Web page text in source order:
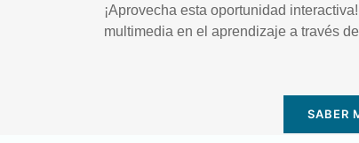
¡Aprovecha esta oportunidad
multimedia en el aprendizaje a través
SABER